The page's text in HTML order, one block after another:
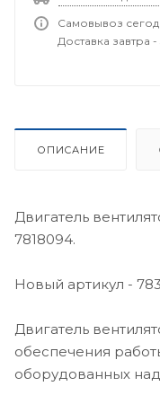
Самовывоз
Доставка завтра
ОПИСАНИЕ
Двигатель
7818094.
Новый артикул -
Двигатель
обеспечения
оборудованных